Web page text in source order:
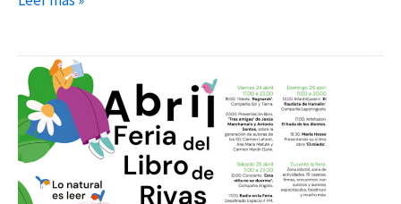
Feria
del
Libro
de
Rivas
2026: